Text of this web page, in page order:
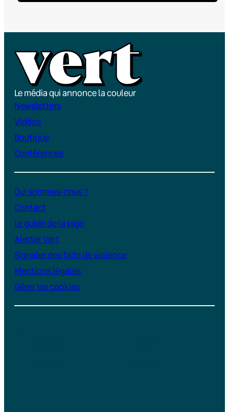
Le média qui annonce la couleur
Newsletters
Vidéos
Boutique
Conférences
Qui sommes-nous ?
Contact
Le guide de la pige
Alerter Vert
Signaler des faits de violence
Mentions légales
Gérer les cookies